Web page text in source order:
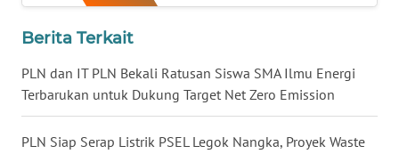
Berita Terkait
PLN dan IT PLN Bekali Ratusan Siswa SMA Ilmu Energi
Terbarukan untuk Dukung Target Net Zero Emission
PLN Siap Serap Listrik PSEL Legok Nangka, Proyek Waste
WN